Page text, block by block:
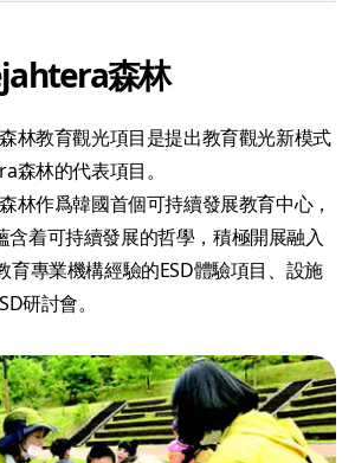
森林
林教育觀光項目是提出教育觀光新模式
森林的代表項目。
林作爲韓國首個可持續發展教育中心，
含着可持續發展的哲學，積極開展融入
育專業機構經驗的ESD體驗項目、設施
研討會。